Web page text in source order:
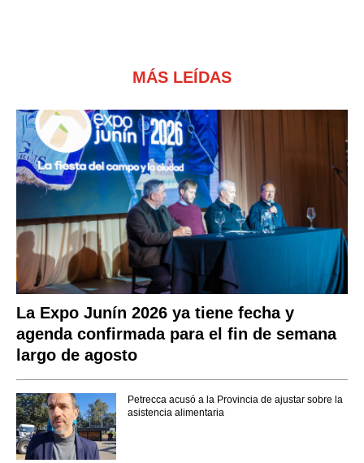
MÁS LEÍDAS
La Expo Junín 2026 ya tiene fecha y
agenda confirmada para el fin de semana
largo de agosto
Petrecca acusó a la Provincia de ajustar sobre la
asistencia alimentaria